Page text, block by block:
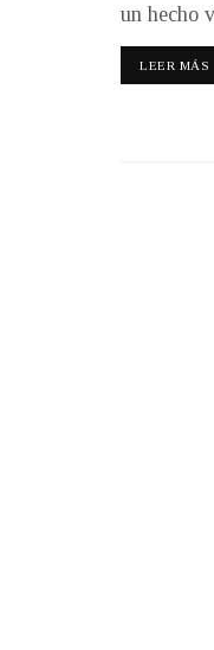
un hecho
LEER MÁS